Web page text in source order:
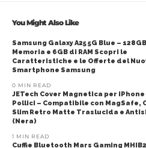
You Might Also Like
Samsung Galaxy A25 5G Blue –
Memoria e 6GB di RAM Scopri le
Caratteristiche e le Offerte del
Smartphone Samsung
0 MIN READ
JETech Cover Magnetica per iPhone
Pollici – Compatibile con MagSafe,
Slim Retro Matte Traslucida e
(Nera)
1 MIN READ
Cuffie Bluetooth Mars Gaming